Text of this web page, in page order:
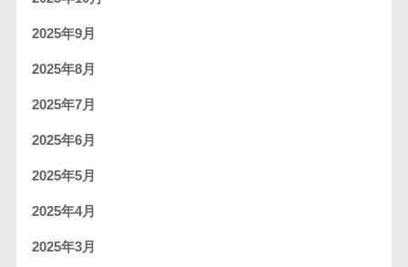
2025年9月
2025年8月
2025年7月
2025年6月
2025年5月
2025年4月
2025年3月